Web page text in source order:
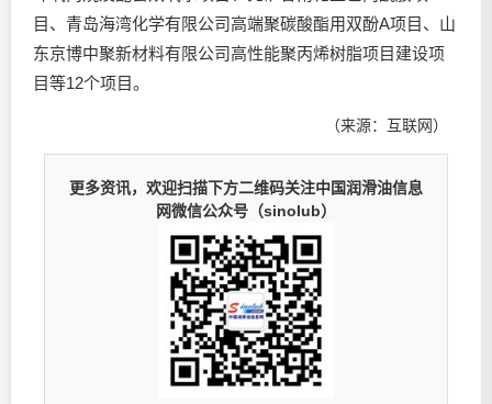
目、青岛海湾化学有限公司高端聚碳酸酯用双酚A项目、山
东京博中聚新材料有限公司高性能聚丙烯树脂项目建设项
目等12个项目。
（来源：互联网）
更多资讯，欢迎扫描下方二维码关注中国润滑油信息
网微信公众号（sinolub）